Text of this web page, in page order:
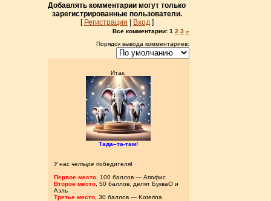
Добавлять комментарии могут только
зарегистрированные пользователи.
[ Регистрация | Вход ]
Все комментарии: 1 2 3 »
Порядок вывода комментариев:
Итак,
Тада–та-там!
У нас четыре победителя!
Первое место, 100 баллов — Апофис
Второе место, 50 баллов, делят БукваО и
Аэль
Третье место, 30 баллов — Koterina